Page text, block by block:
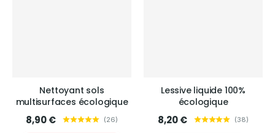
Nettoyant sols
multisurfaces écologique
8,90 € (26)
Lessive liquide 100%
écologique
8,20 € (38)